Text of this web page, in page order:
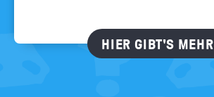
HIER GIBT'S MEHR